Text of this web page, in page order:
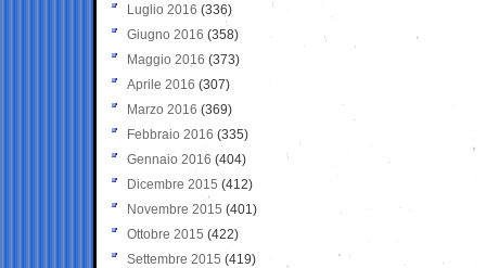
Luglio 2016 (336)
Giugno 2016 (358)
Maggio 2016 (373)
Aprile 2016 (307)
Marzo 2016 (369)
Febbraio 2016 (335)
Gennaio 2016 (404)
Dicembre 2015 (412)
Novembre 2015 (401)
Ottobre 2015 (422)
Settembre 2015 (419)